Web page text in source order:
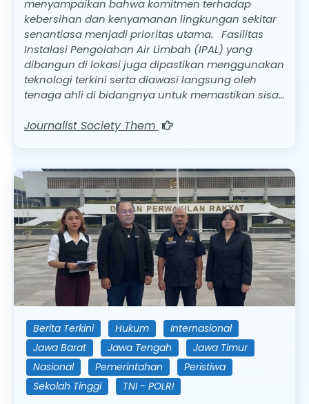
menyampaikan bahwa komitmen terhadap
kebersihan dan kenyamanan lingkungan sekitar
senantiasa menjadi prioritas utama. Fasilitas
Instalasi Pengolahan Air Limbah (IPAL) yang
dibangun di lokasi juga dipastikan menggunakan
teknologi terkini serta diawasi langsung oleh
tenaga ahli di bidangnya untuk memastikan sisa…
Journalist Society Them
Berita Terkini Hukum
Internasional
Jawa Barat
Jawa Tengah
Jawa Timur
Nasional
Pemerintahan
Peristiwa
Sekolah Tinggi
TNI - POLRI